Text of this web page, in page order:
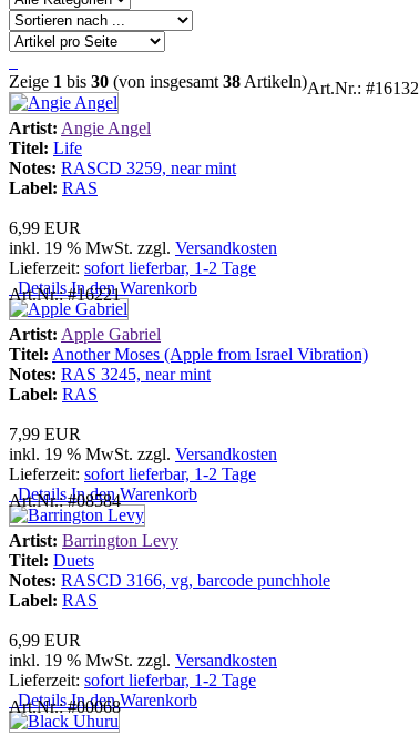
Zeige 1 bis 30 (von insgesamt 38 Artikeln)Art.Nr.: #16132
Artist: Angie Angel
Titel: Life
Notes: RASCD 3259, near mint
Label: RAS
6,99 EUR
inkl. 19 % MwSt. zzgl. Versandkosten
Lieferzeit: sofort lieferbar, 1-2 Tage
DetailsIn den Warenkorb
Art.Nr.: #16221
Artist: Apple Gabriel
Titel: Another Moses (Apple from Israel Vibration)
Notes: RAS 3245, near mint
Label: RAS
7,99 EUR
inkl. 19 % MwSt. zzgl. Versandkosten
Lieferzeit: sofort lieferbar, 1-2 Tage
DetailsIn den Warenkorb
Art.Nr.: #08584
Artist: Barrington Levy
Titel: Duets
Notes: RASCD 3166, vg, barcode punchhole
Label: RAS
6,99 EUR
inkl. 19 % MwSt. zzgl. Versandkosten
Lieferzeit: sofort lieferbar, 1-2 Tage
DetailsIn den Warenkorb
Art.Nr.: #00068